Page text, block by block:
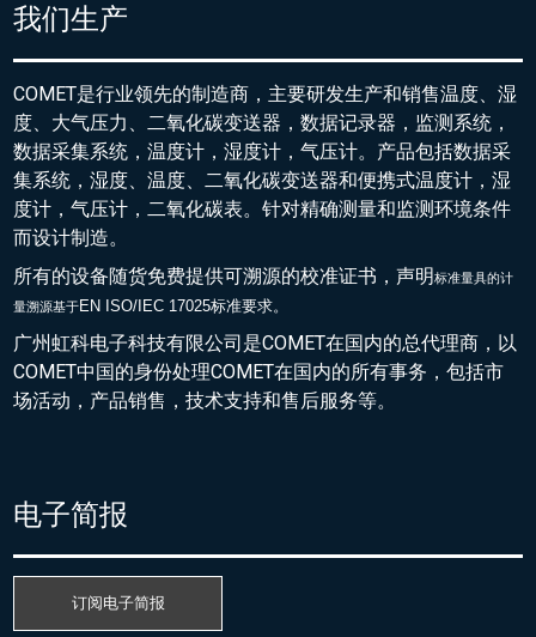
我们生产
COMET是行业领先的制造商，主要研发生产和销售温度、湿
度、大气压力、二氧化碳变送器，数据记录器，监测系统，
数据采集系统，温度计，湿度计，气压计。产品包括数据采
集系统，湿度、温度、二氧化碳变送器和便携式温度计，湿
度计，气压计，二氧化碳表。针对精确测量和监测环境条件
而设计制造。
所有的设备随货免费提供可溯源的校准证书，声明标准量具的计
量溯源基于EN ISO/IEC 17025标准要求。
广州虹科电子科技有限公司是COMET在国内的总代理商，以
COMET中国的身份处理COMET在国内的所有事务，包括市
场活动，产品销售，技术支持和售后服务等。
电子简报
订阅电子简报